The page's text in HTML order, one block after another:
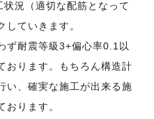
況（適切な配筋となって
していきます。
ず耐震等級3+偏心率0.1以
おります。もちろん構造計
い、確実な施工が出来る施
おります。